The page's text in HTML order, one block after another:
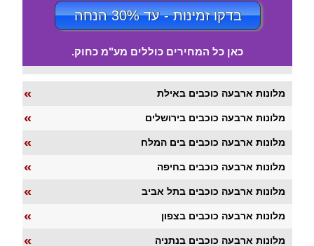
בדקו זמינות - עד 30% הנחה
כאן כל המחירים כוללים מע"מ כחוק.
« מלונות ארבעה כוכבים באילת
« מלונות ארבעה כוכבים בירושלים
« מלונות ארבעה כוכבים בים המלח
« מלונות ארבעה כוכבים בחיפה
« מלונות ארבעה כוכבים בתל אביב
« מלונות ארבעה כוכבים בצפון
« מלונות ארבעה כוכבים בנתניה